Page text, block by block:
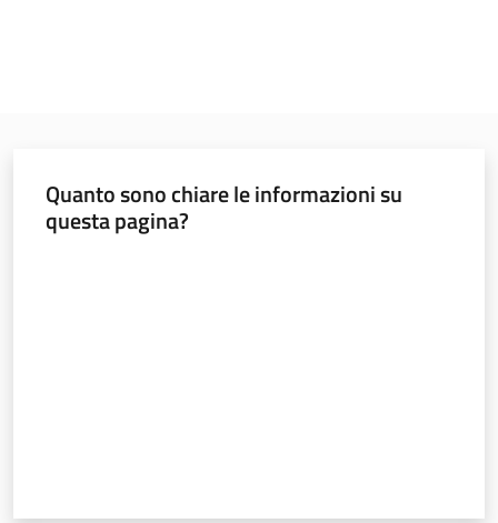
Quanto sono chiare le informazioni su
questa pagina?